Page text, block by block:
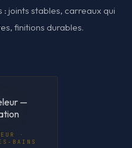
joints stables, carreaux qui
finitions durables.
·
BAINS